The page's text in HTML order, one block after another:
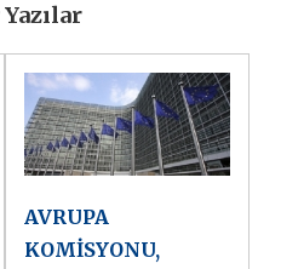
AVRUPA
KOMİSYONU,